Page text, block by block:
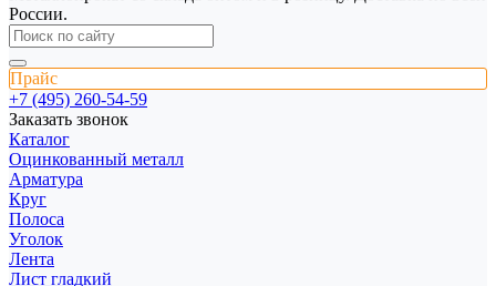
России.
Прайс
+7 (495) 260-54-59
Заказать звонок
Каталог
Оцинкованный металл
Арматура
Круг
Полоса
Уголок
Лента
Лист гладкий